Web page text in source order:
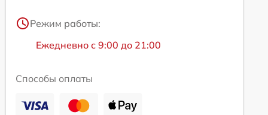
Режим работы:
Ежедневно с 9:00 до 21:00
Способы оплаты